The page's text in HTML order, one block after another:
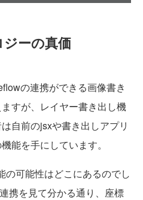
ーの真価
の連携ができる画像書き
すが、レイヤー書き出し機
自前のjsxや書き出しアプリ
能を手にしています。
可能性はどこにあるのでし
携を見て分かる通り、座標